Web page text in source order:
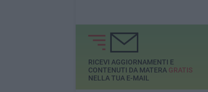
RICEVI AGGIORNAMENTI E
CONTENUTI DA MATERA GRATIS
NELLA TUA E-MAIL